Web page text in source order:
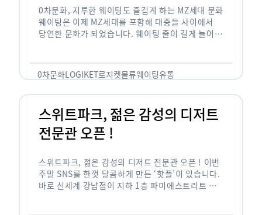
0차문화, 지루한 웨이팅도 즐겁게 하는 MZ세대 문화
웨이팅은 이제 MZ세대를 포함해 대중들 사이에서
당연한 문화가 되었습니다. 웨이팅 줄이 길게 늘어서
0차문화LOGIKET로지켓물류웨이팅유통
스위트파크, 젊은 감성의 디저트
전문관 오픈 !
스위트파크, 젊은 감성의 디저트 전문관 오픈 ! 이번
주말 SNS를 한껏 달콤하게 만든 ‘핫플’이 있습니다.
바로 신세계 강남점이 지하 1층 파미에스트리트 분